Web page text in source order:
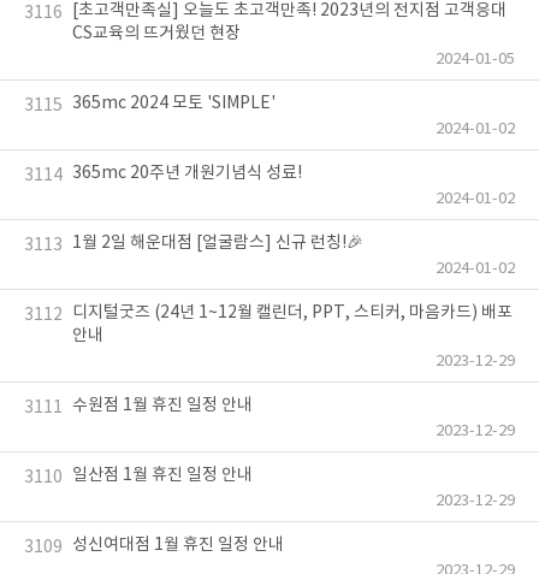
3116
[초고객만족실] 오늘도 초고객만족! 2023년의 전지점 고객응대
CS교육의 뜨거웠던 현장
2024-01-05
3115 365mc 2024 모토 'SIMPLE'
2024-01-02
3114 365mc 20주년 개원기념식 성료!
2024-01-02
3113 1월 2일 해운대점 [얼굴람스] 신규 런칭!🎉
2024-01-02
3112
디지털굿즈 (24년 1~12월 캘린더, PPT, 스티커, 마음카드) 배포
안내
2023-12-29
3111 수원점 1월 휴진 일정 안내
2023-12-29
3110 일산점 1월 휴진 일정 안내
2023-12-29
3109 성신여대점 1월 휴진 일정 안내